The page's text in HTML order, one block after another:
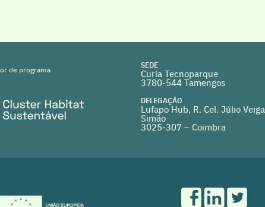
de programa SEDE
Curia Tecnoparque
3780-544 Tamengos
DELEGAÇÃO
Lufapo Hub, R. Cel. Júlio Veiga
Simão
3025-307 – Coimbra